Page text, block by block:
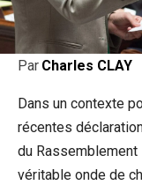
Par Charles CLAY
Dans un ⁣contexte⁤
récentes
du Rassemblement
véritable onde de